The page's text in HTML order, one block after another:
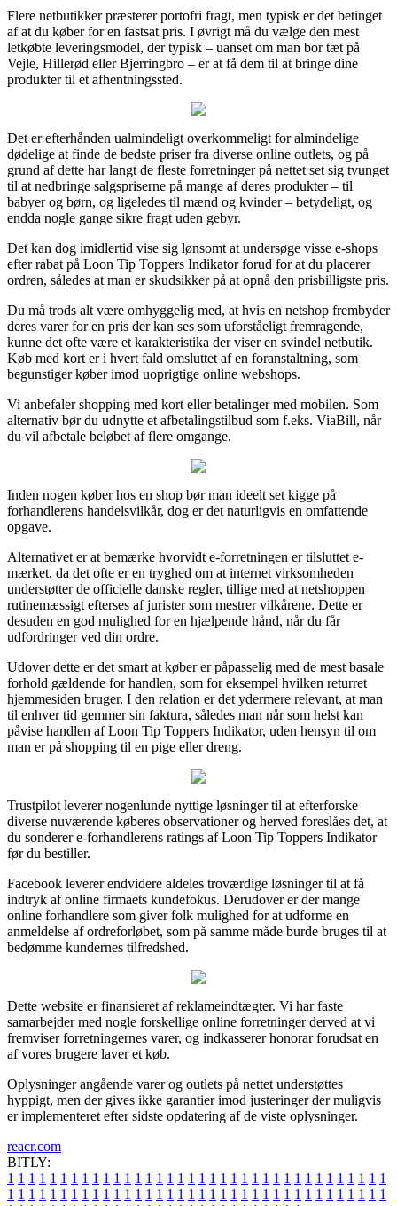
Flere netbutikker præsterer portofri fragt, men typisk er det betinget
af at du køber for en fastsat pris. I øvrigt må du vælge den mest
letkøbte leveringsmodel, der typisk – uanset om man bor tæt på
Vejle, Hillerød eller Bjerringbro – er at få dem til at bringe dine
produkter til et afhentningssted.
Det er efterhånden ualmindeligt overkommeligt for almindelige
dødelige at finde de bedste priser fra diverse online outlets, og på
grund af dette har langt de fleste forretninger på nettet set sig tvunget
til at nedbringe salgspriserne på mange af deres produkter – til
babyer og børn, og ligeledes til mænd og kvinder – betydeligt, og
endda nogle gange sikre fragt uden gebyr.
Det kan dog imidlertid vise sig lønsomt at undersøge visse e-shops
efter rabat på Loon Tip Toppers Indikator forud for at du placerer
ordren, således at man er skudsikker på at opnå den prisbilligste pris.
Du må trods alt være omhyggelig med, at hvis en netshop frembyder
deres varer for en pris der kan ses som uforståeligt fremragende,
kunne det ofte være et karakteristika der viser en svindel netbutik.
Køb med kort er i hvert fald omsluttet af en foranstaltning, som
begunstiger køber imod uoprigtige online webshops.
Vi anbefaler shopping med kort eller betalinger med mobilen. Som
alternativ bør du udnytte et afbetalingstilbud som f.eks. ViaBill, når
du vil afbetale beløbet af flere omgange.
Inden nogen køber hos en shop bør man ideelt set kigge på
forhandlerens handelsvilkår, dog er det naturligvis en omfattende
opgave.
Alternativet er at bemærke hvorvidt e-forretningen er tilsluttet e-
mærket, da det ofte er en tryghed om at internet virksomheden
understøtter de officielle danske regler, tillige med at netshoppen
rutinemæssigt efterses af jurister som mestrer vilkårene. Dette er
desuden en god mulighed for en hjælpende hånd, når du får
udfordringer ved din ordre.
Udover dette er det smart at køber er påpasselig med de mest basale
forhold gældende for handlen, som for eksempel hvilken returret
hjemmesiden bruger. I den relation er det ydermere relevant, at man
til enhver tid gemmer sin faktura, således man når som helst kan
påvise handlen af Loon Tip Toppers Indikator, uden hensyn til om
man er på shopping til en pige eller dreng.
Trustpilot leverer nogenlunde nyttige løsninger til at efterforske
diverse nuværende køberes observationer og herved foreslåes det, at
du sonderer e-forhandlerens ratings af Loon Tip Toppers Indikator
før du bestiller.
Facebook leverer endvidere aldeles troværdige løsninger til at få
indtryk af online firmaets kundefokus. Derudover er der mange
online forhandlere som giver folk mulighed for at udforme en
anmeldelse af ordreforløbet, som på samme måde burde bruges til at
bedømme kundernes tilfredshed.
Dette website er finansieret af reklameindtægter. Vi har faste
samarbejder med nogle forskellige online forretninger derved at vi
fremviser forretningernes varer, og indkasserer honorar forudsat en
af vores brugere laver et køb.
Oplysninger angående varer og outlets på nettet understøttes
hyppigt, men der gives ikke garantier imod justeringer der muligvis
er implementeret efter sidste opdatering af de viste oplysninger.
reacr.com
BITLY:
1 1 1 1 1 1 1 1 1 1 1 1 1 1 1 1 1 1 1 1 1 1 1 1 1 1 1 1 1 1 1 1 1 1 1 1
1 1 1 1 1 1 1 1 1 1 1 1 1 1 1 1 1 1 1 1 1 1 1 1 1 1 1 1 1 1 1 1 1 1 1 1